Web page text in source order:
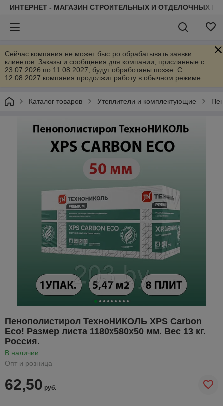
ИНТЕРНЕТ - МАГАЗИН СТРОИТЕЛЬНЫХ И ОТДЕЛОЧНЫХ
Сейчас компания не может быстро обрабатывать заявки
клиентов. Заказы и сообщения для компании, присланные с
23.07.2026 по 11.08.2027, будут обработаны позже. С
12.08.2027 компания продолжит работу в обычном режиме.
Каталог товаров Утеплители и комплектующие
Пенополистирол ТехноНИКОЛЬ XPS Carbon
Eco! Размер листа 1180х580х50 мм. Вес 13 кг.
Россия.
В наличии
Опт и розница
62,50 руб.